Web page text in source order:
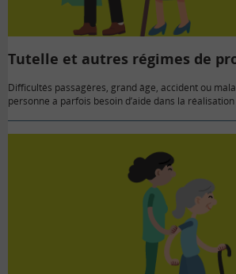
Tutelle et autres régimes de
Difficultés passagères, grand âge, accident ou
personne a parfois besoin d’aide dans la